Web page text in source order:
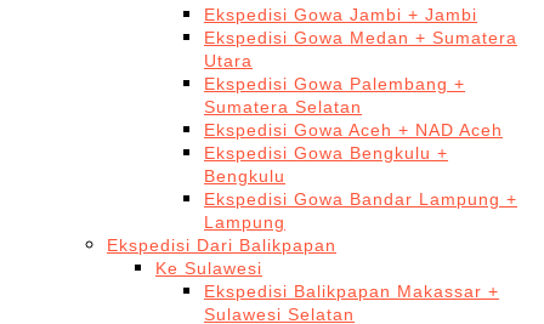
Ekspedisi Gowa Jambi + Jambi
Ekspedisi Gowa Medan + Sumatera
Utara
Ekspedisi Gowa Palembang +
Sumatera Selatan
Ekspedisi Gowa Aceh + NAD Aceh
Ekspedisi Gowa Bengkulu +
Bengkulu
Ekspedisi Gowa Bandar Lampung +
Lampung
Ekspedisi Dari Balikpapan
Ke Sulawesi
Ekspedisi Balikpapan Makassar +
Sulawesi Selatan